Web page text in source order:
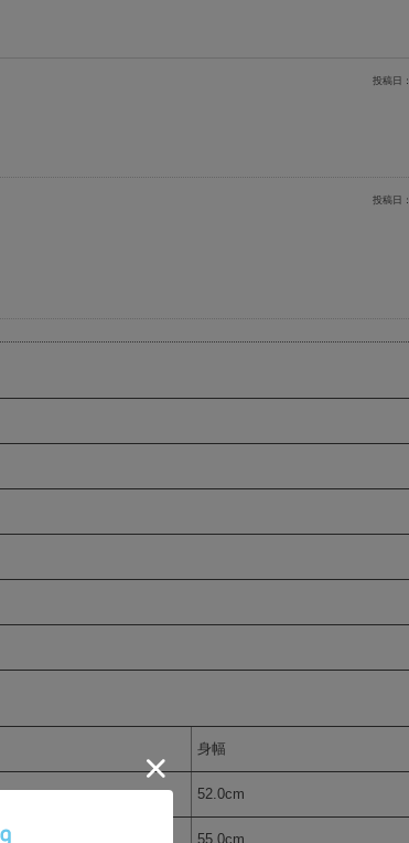
投稿日：
投稿日：
身幅
52.0cm
55.0cm